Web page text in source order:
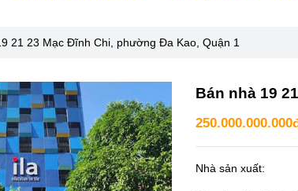
21 23 Mạc Đĩnh Chi, phường Đa Kao, Quận 1
Bán nhà 19
Nhà sản xuất: